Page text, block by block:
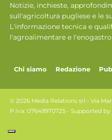
Notizie, inchieste,
sull'agricoltura pugliese e le
L'informazione tecnica e
l'agroalimentare e
Chi siamo Redazione
© 2026 Media Relations srl - Via
P.Iva: 07649970725 - Supported by